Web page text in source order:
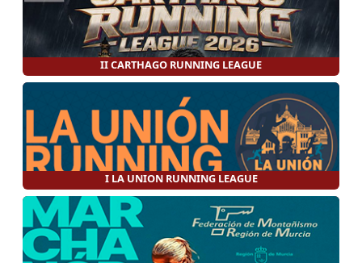
II CARTHAGO RUNNING LEAGUE
I LA UNION RUNNING LEAGUE